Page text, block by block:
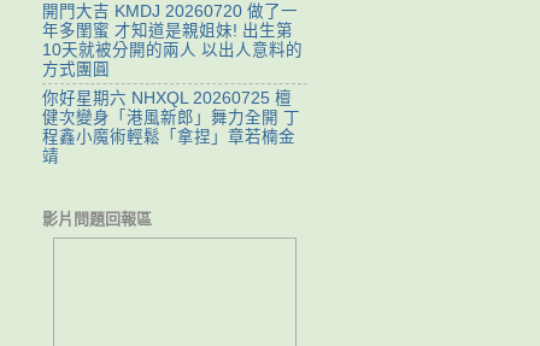
開門大吉 KMDJ 20260720 做了一
年多閨蜜 才知道是親姐妹! 出生第
10天就被分開的兩人 以出人意料的
方式團圓
你好星期六 NHXQL 20260725 檀
健次變身「港風新郎」舞力全開 丁
程鑫小魔術輕鬆「拿捏」章若楠金
靖
影片問題回報區